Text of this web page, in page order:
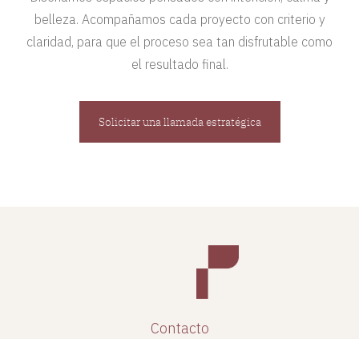
belleza. Acompañamos cada proyecto con criterio y
claridad, para que el proceso sea tan disfrutable como
el resultado final.
Solicitar una llamada estratégica
Contacto